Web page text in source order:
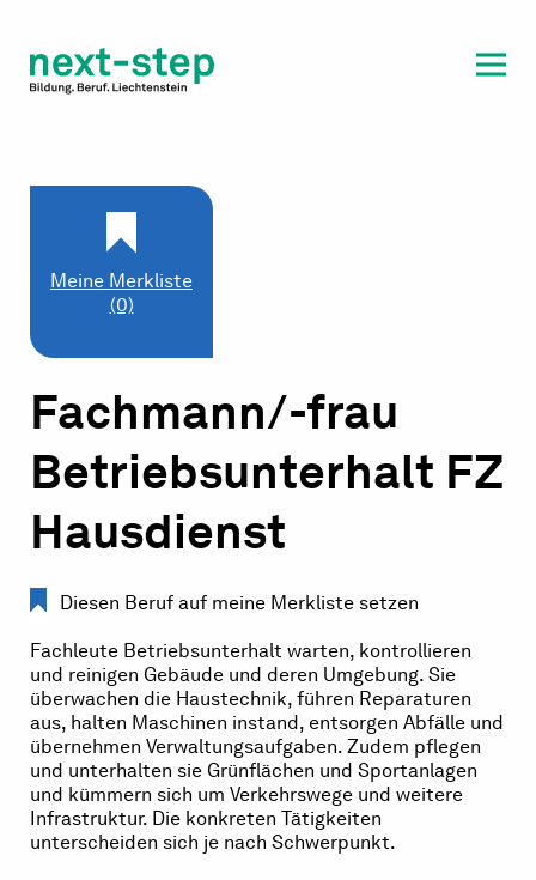
Beratung & Unterstützung
Meine Merkliste
(0)
Fachmann/-frau
Betriebsunterhalt FZ
Hausdienst
Diesen Beruf auf meine Merkliste setzen
Fachleute Betriebsunterhalt warten, kontrollieren
und reinigen Gebäude und deren Umgebung. Sie
überwachen die Haustechnik, führen Reparaturen
aus, halten Maschinen instand, entsorgen Abfälle und
übernehmen Verwaltungsaufgaben. Zudem pflegen
und unterhalten sie Grünflächen und Sportanlagen
und kümmern sich um Verkehrswege und weitere
Infrastruktur. Die konkreten Tätigkeiten
unterscheiden sich je nach Schwerpunkt.